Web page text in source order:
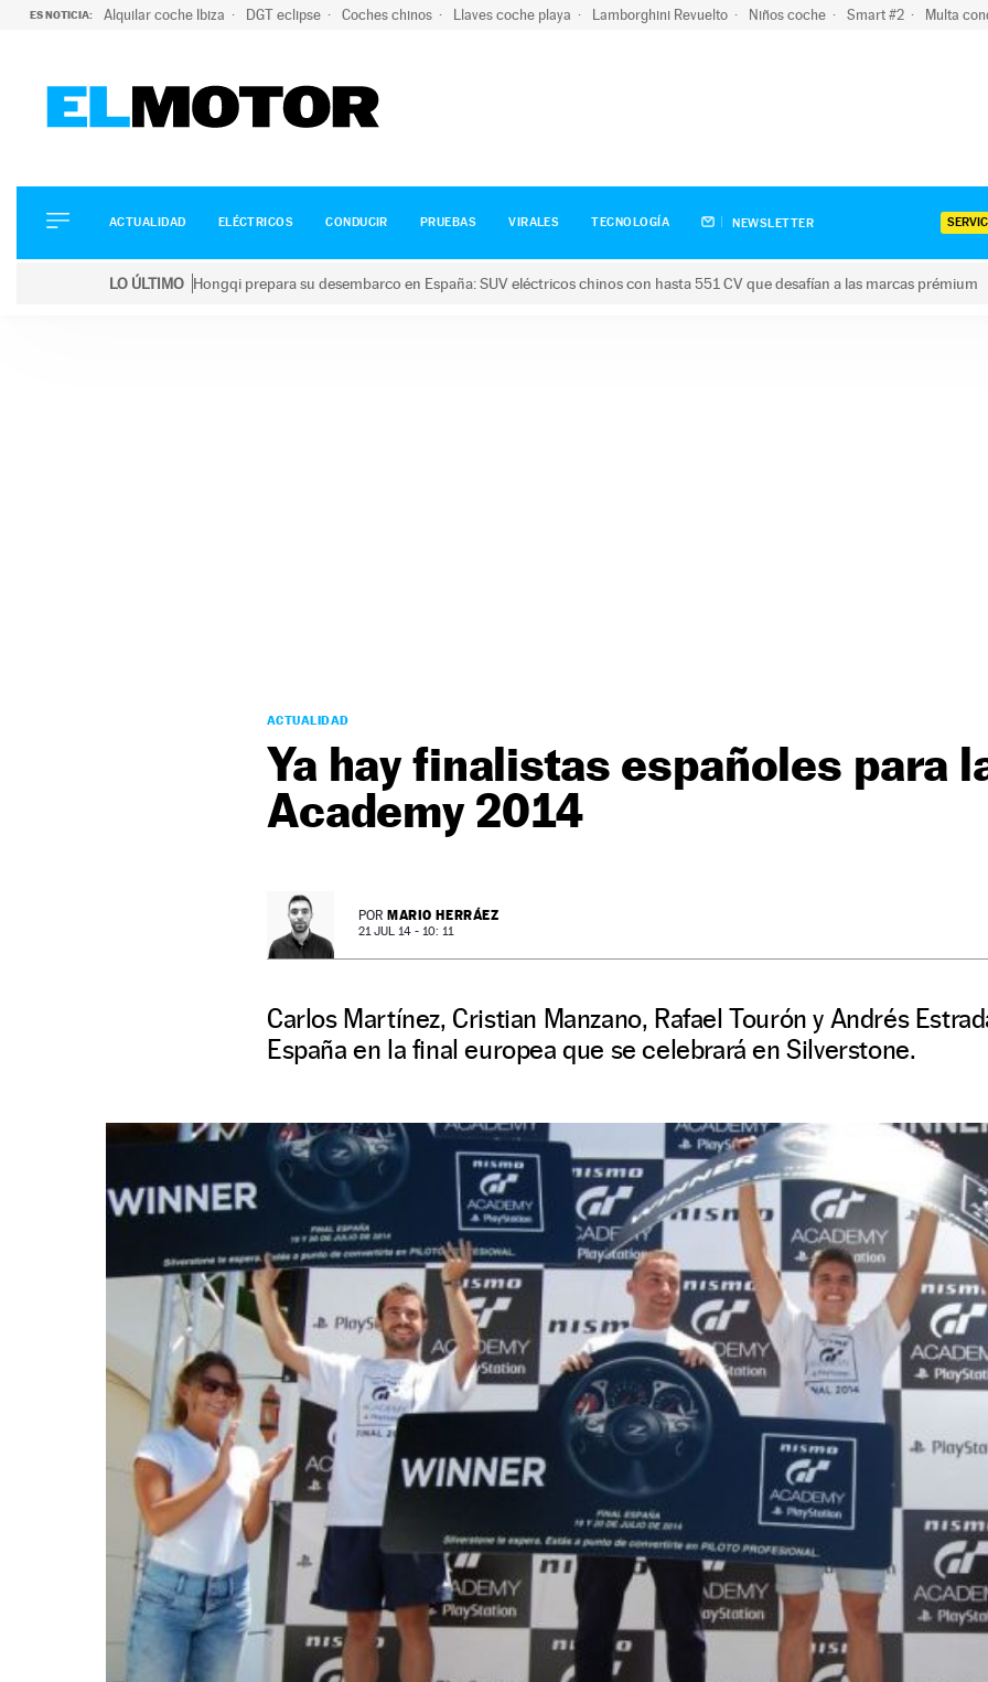
ES NOTICIA: Alquilar coche Ibiza DGT eclipse Coches chinos Llaves coche playa Lamborghini Revuelto Niños coche Smart #2 Multa
ELÉCTRICOS
CONDUCIR
ACTUALIDAD ELÉCTRICOS CONDUCIR PRUEBAS VIRALES TECNOLOGÍA NEWSLETTER
LO ÚLTIMO Hongqi prepara su desembarco en España: SUV eléctricos chinos con hasta 551 CV que desafían a las marcas prémium
ACTUALIDAD
Ya hay finalistas españoles para
Academy 2014
POR MARIO HERRÁEZ
21 JUL 14 - 10: 11
Carlos Martínez, Cristian Manzano, Rafael Tourón y Andrés
España en la final europea que se celebrará en Silverstone.